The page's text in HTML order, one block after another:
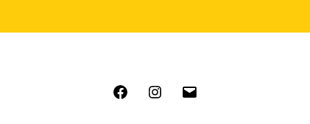
FacebookInstagram